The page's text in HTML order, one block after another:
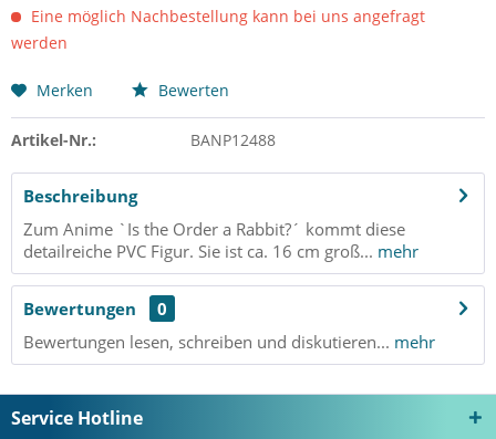
Eine möglich Nachbestellung kann bei uns angefragt
werden
Merken Bewerten
Artikel-Nr.: BANP12488
Beschreibung
Zum Anime `Is the Order a Rabbit?´ kommt diese
detailreiche PVC Figur. Sie ist ca. 16 cm groß... mehr
Bewertungen
0
Bewertungen lesen, schreiben und diskutieren... mehr
Service Hotline